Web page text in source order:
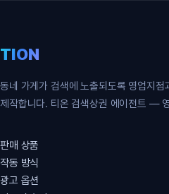
TION
동네 가게가 검색에 노출되도록 영업지점
제작합니다. 티온 검색상권 에이전트 —
판매 상품
작동 방식
광고 옵션